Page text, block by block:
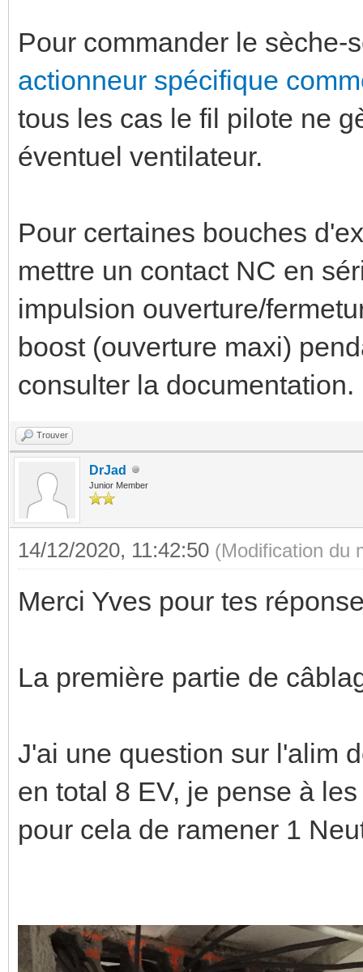
Pour commander le
actionneur spécifique
tous les cas le fil pilote ne
éventuel ventilateur.
Pour certaines bouches
mettre un contact NC en
impulsion ouverture/
boost (ouverture maxi)
consulter la documentation.
Trouver
DrJad
Junior Member
14/12/2020, 11:42:50 (Modification du
Merci Yves pour tes
La première partie de
J'ai une question sur l'alim
en total 8 EV, je pense à
pour cela de ramener 1